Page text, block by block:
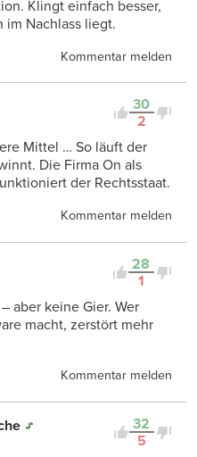
Klingt einfach besser,
im Nachlass liegt.
Kommentar melden
30
2
Mittel … So läuft der
Die Firma On als
der Rechtsstaat.
Kommentar melden
28
1
aber keine Gier. Wer
macht, zerstört mehr
Kommentar melden
32
5